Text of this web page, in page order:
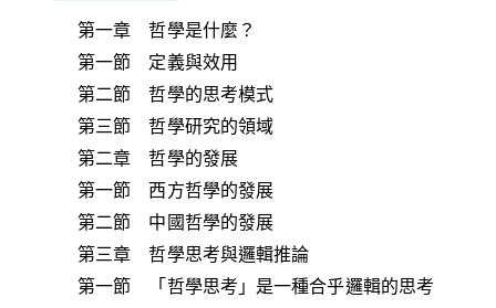
第一章 哲學是什麼？
第一節 定義與效用
第二節 哲學的思考模式
第三節 哲學研究的領域
第二章 哲學的發展
第一節 西方哲學的發展
第二節 中國哲學的發展
第三章 哲學思考與邏輯推論
第一節 「哲學思考」是一種合乎邏輯的思考